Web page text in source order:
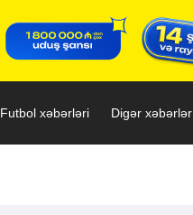
Futbol xəbərləri Digər xəbərlər